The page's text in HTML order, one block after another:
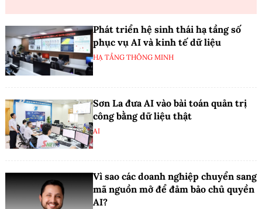
Phát triển hệ sinh thái hạ tầng số
phục vụ AI và kinh tế dữ liệu
HẠ TẦNG THÔNG MINH
Sơn La đưa AI vào bài toán quản trị
công bằng dữ liệu thật
AI
Vì sao các doanh nghiệp chuyển sang
mã nguồn mở để đảm bảo chủ quyền
AI?